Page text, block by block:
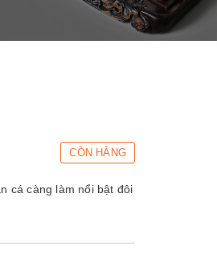
CÒN HÀNG
cá càng làm nổi bật đôi